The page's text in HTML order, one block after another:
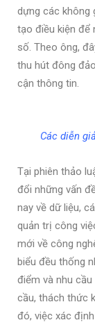
dựng các không
tạo điều kiện để
số. Theo ông,
thu hút đông
cận thông tin.
Các diễn
Tại phiên thảo
đổi những vấn
nay về dữ liệu,
quản trị công
mới về công
biểu đều thống
điểm và nhu
cầu, thách thức
đó, việc xác